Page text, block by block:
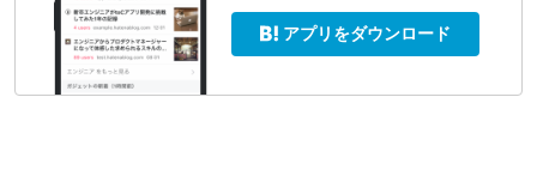
アプリをダウンロード